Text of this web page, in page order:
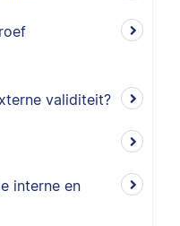
validiteit?
interne en